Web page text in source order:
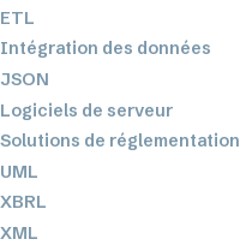
ETL
Intégration des données
JSON
Logiciels de serveur
Solutions de réglementation
UML
XBRL
XML